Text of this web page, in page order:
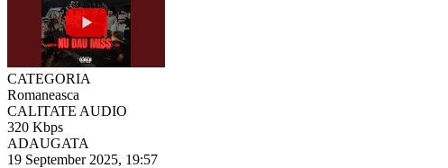
CATEGORIA
Romaneasca
CALITATE AUDIO
320 Kbps
ADAUGATA
19 September 2025, 19:57